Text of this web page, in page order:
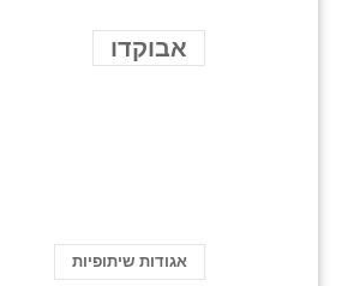
אבוקדו
אגודות שיתופיות